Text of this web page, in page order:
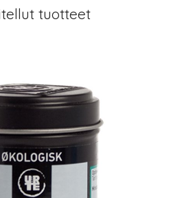
tuotteet